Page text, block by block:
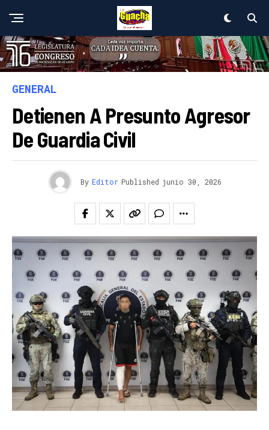
GENERAL
Detienen A Presunto Agresor
De Guardia Civil
By Editor Published junio 30, 2026